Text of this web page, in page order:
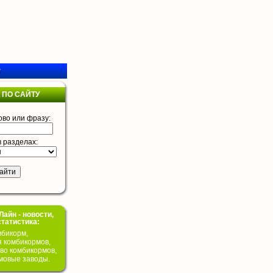
САЙТУ
или фразу:
разделах:
- новости,
комбикормов,
комбикормов,
заводы.